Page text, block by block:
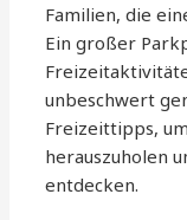
Familien, die
Ein großer
unbeschwert
Freizeittipps,
herauszuholen
entdecken.